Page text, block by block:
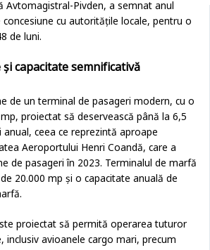
Avtomagistral-Pivden, a semnat anul
cu autoritățile locale, pentru o
de luni.
capacitate semnificativă
de un terminal de pasageri modern, cu o
proiectat să deservească până la 6,5
ceea ce reprezintă aproape
Aeroportului Henri Coandă, care a
de pasageri în 2023. Terminalul de marfă
20.000 mp și o capacitate anuală de
proiectat să permită operarea tuturor
inclusiv avioanele cargo mari, precum